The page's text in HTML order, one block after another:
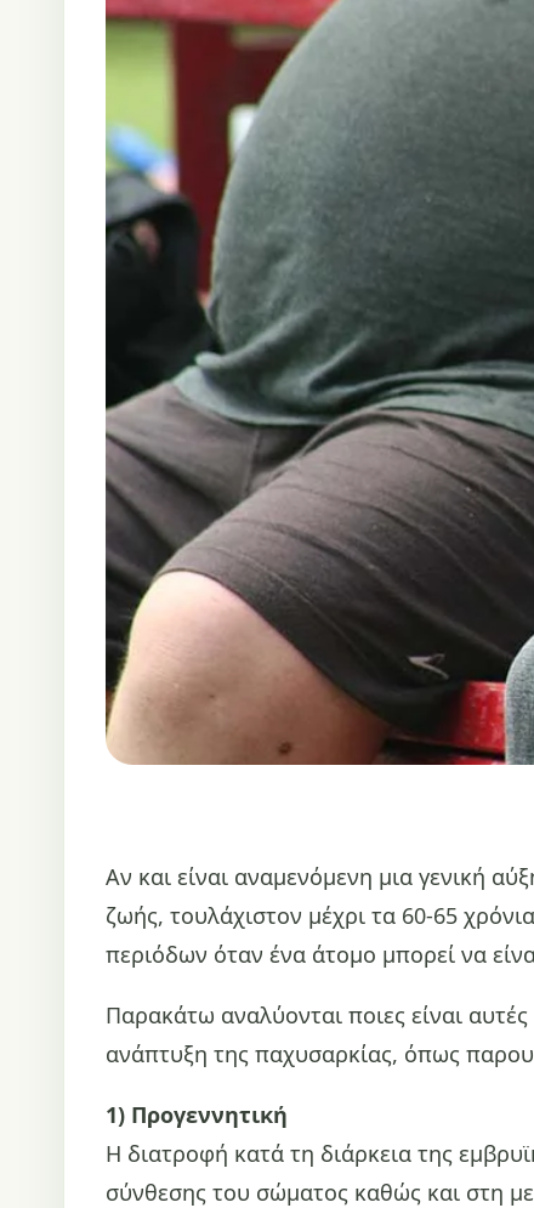
Αν και είναι αναμενόμενη μια γενική
ζωής, τουλάχιστον μέχρι τα 60-65
περιόδων όταν ένα άτομο μπορεί να
Παρακάτω αναλύονται ποιες είναι
ανάπτυξη της παχυσαρκίας, όπως
1) Προγεννητική
Η διατροφή κατά τη διάρκεια της
σύνθεσης του σώματος καθώς και στη